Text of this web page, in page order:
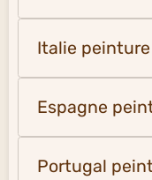
Italie peinture
Espagne
Portugal